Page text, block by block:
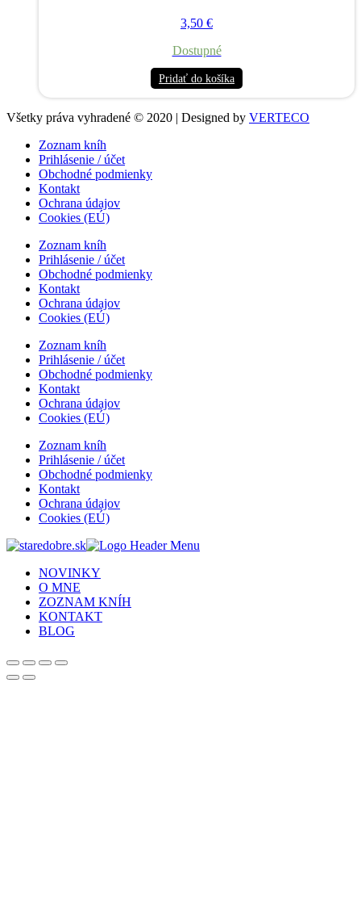
3,50 €
Dostupné
Pridať do košíka
Všetky práva vyhradené © 2020 | Designed by VERTECO
Zoznam kníh
Prihlásenie / účet
Obchodné podmienky
Kontakt
Ochrana údajov
Cookies (EÚ)
Zoznam kníh
Prihlásenie / účet
Obchodné podmienky
Kontakt
Ochrana údajov
Cookies (EÚ)
Zoznam kníh
Prihlásenie / účet
Obchodné podmienky
Kontakt
Ochrana údajov
Cookies (EÚ)
Zoznam kníh
Prihlásenie / účet
Obchodné podmienky
Kontakt
Ochrana údajov
Cookies (EÚ)
NOVINKY
O MNE
ZOZNAM KNÍH
KONTAKT
BLOG